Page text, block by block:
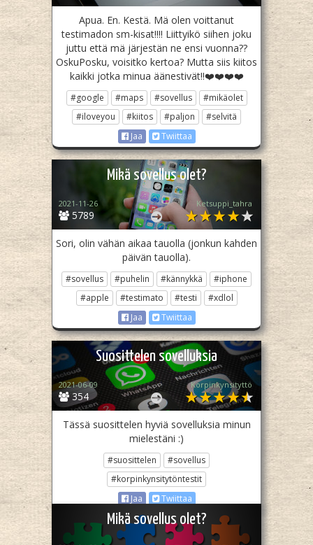
Apua. En. Kestä. Mä olen voittanut
testimadon sm-kisat!!!! Liittyikö siihen joku
juttu että mä järjestän ne ensi vuonna??
OskuPosku, voisitko kertoa? Mutta siis kiitos
kaikki jotka minua äänestivät!!❤️❤️❤️❤️
#google #maps #sovellus
#mikäolet
#iloveyou
#kiitos #paljon
#selvitä
Jaa
Twiittaa
Mikä sovellus olet?
5789
2021-11-26 Ketsuppi_tahra
Sori, olin vähän aikaa tauolla (jonkun kahden
päivän tauolla).
#sovellus #puhelin #kännykkä
#iphone
#apple
#testimato #testi
#xdlol
Jaa
Twiittaa
Suosittelen sovelluksia
354
2021-06-09 Korpinkynsityttö
Tässä suosittelen hyviä sovelluksia minun
mielestäni :)
#suosittelen
#sovellus
#korpinkynsitytöntestit
Jaa
Twiittaa
Mikä sovellus olet?